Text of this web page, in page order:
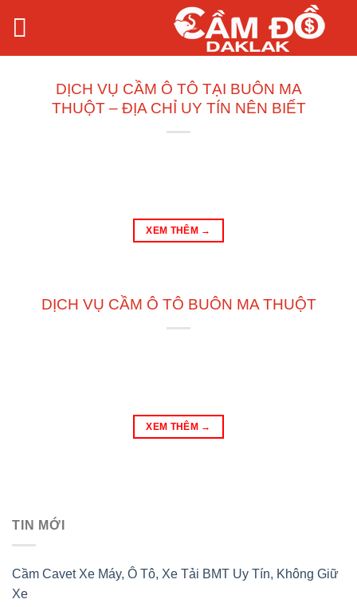
DỊCH VỤ CẦM Ô TÔ TẠI BUÔN MA
THUỘT – ĐỊA CHỈ UY TÍN NÊN BIẾT
XEM THÊM →
DỊCH VỤ CẦM Ô TÔ BUÔN MA THUỘT
XEM THÊM →
TIN MỚI
Cầm Cavet Xe Máy, Ô Tô, Xe Tải BMT Uy Tín, Không Giữ
Xe